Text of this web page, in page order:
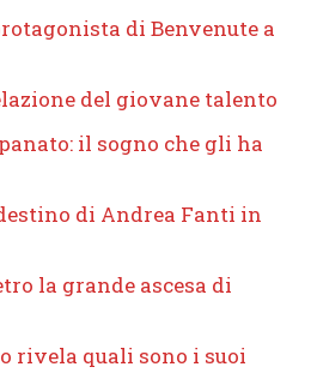
di Benvenute a
del giovane talento
il sogno che gli ha
di Andrea Fanti in
la grande ascesa di
rivela quali sono i suoi